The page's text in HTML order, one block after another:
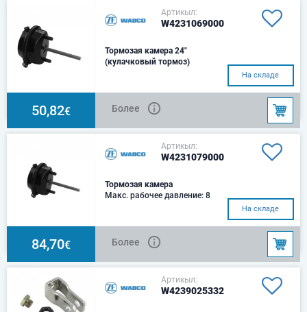
Артикыл:
W4231069000
Тормозая камера 24"
(кулачковый тормоз)
9800 N/ 6.8 barУплотнение:
ДискСила упругости пр
На складе
50,82€ Более
Артикыл:
W4231079000
Тормозая камера
Макс. рабочее давление: 8
ДискСила упругости пр
На складе
84,70€ Более
Артикыл:
W4239025332